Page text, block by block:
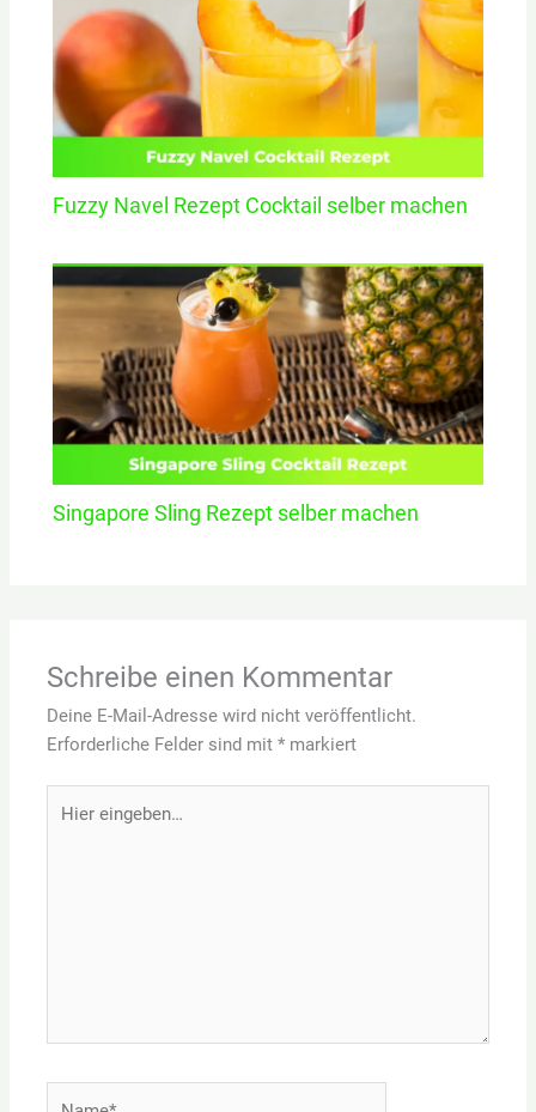
Fuzzy Navel Rezept Cocktail selber machen
Singapore Sling Rezept selber machen
Schreibe einen Kommentar
Deine E-Mail-Adresse wird nicht veröffentlicht.
Erforderliche Felder sind mit* markiert
eingeben…